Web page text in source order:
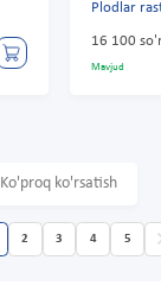
Plodlar
16 100
Mavjud
Ko'proq ko'rsatish
2 3 4 5